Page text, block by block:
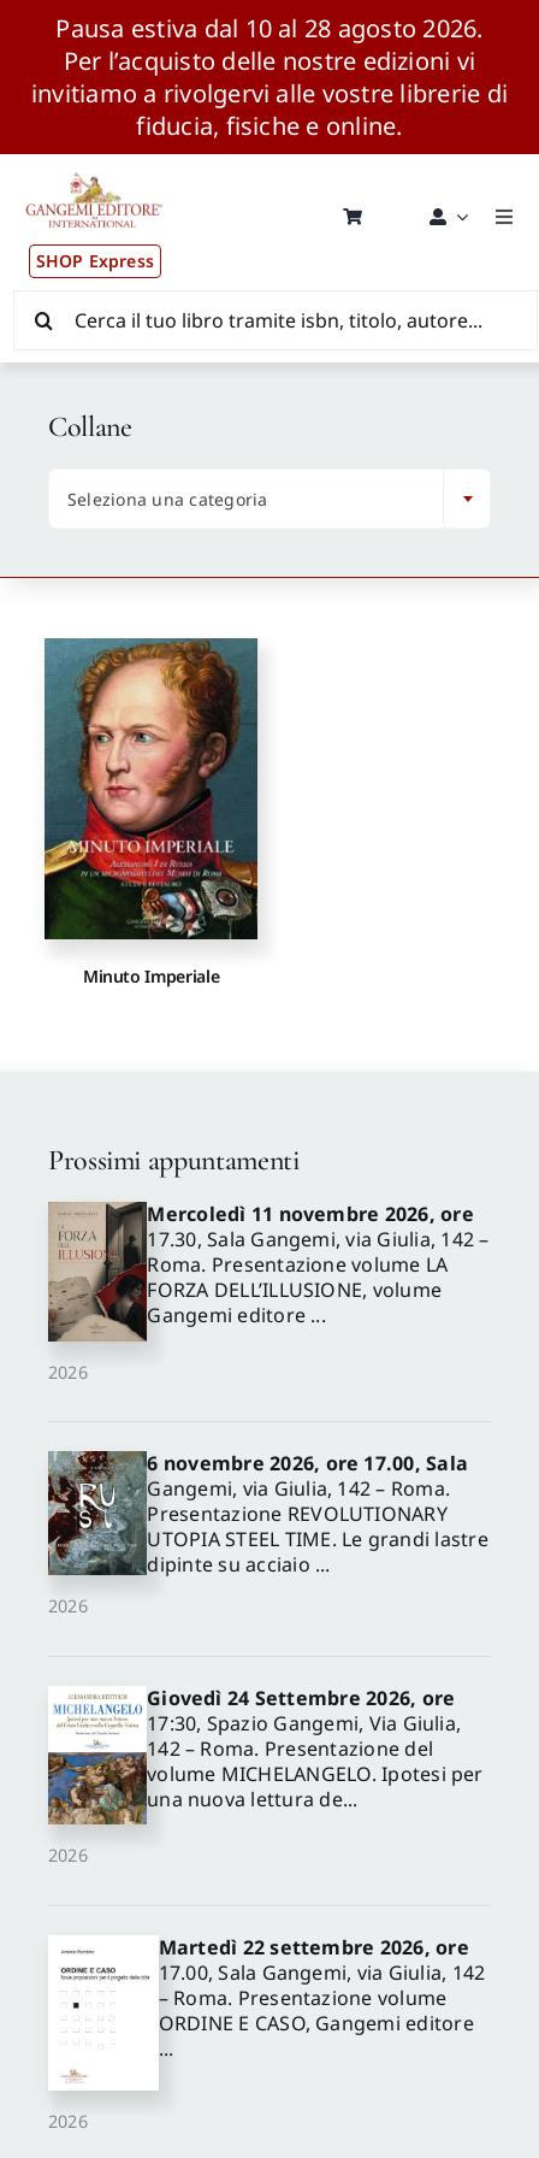
Pausa estiva dal 10 al 28 agosto 2026.
Per l’acquisto delle nostre edizioni vi
invitiamo a rivolgervi alle vostre librerie di
fiducia, fisiche e online.
contenuto
SHOP Express
Pubblicazioni
News ed Eventi
Distribuzione Wolrdwide
CONSIP / MEPA / ANVUR / CINECA
Autori
Proposte di pubblicazione
Gangemi Editore
Newsletter
per:
Minuto Imperiale
Collane
Seleziona una categoria
Prossimi appuntamenti
2026
Mercoledì 11 novembre 2026, ore
17.30, Sala Gangemi, via Giulia, 142 –
Roma. Presentazione volume LA
FORZA DELL’ILLUSIONE, volume
Gangemi editore ...
2026
6 novembre 2026, ore 17.00, Sala
Gangemi, via Giulia, 142 – Roma.
Presentazione REVOLUTIONARY
UTOPIA STEEL TIME. Le grandi lastre
dipinte su acciaio ...
2026
Giovedì 24 Settembre 2026, ore
17:30, Spazio Gangemi, Via Giulia,
142 – Roma. Presentazione del
volume MICHELANGELO. Ipotesi per
una nuova lettura de...
2026
Martedì 22 settembre 2026, ore
17.00, Sala Gangemi, via Giulia, 142
– Roma. Presentazione volume
ORDINE E CASO, Gangemi editore
...